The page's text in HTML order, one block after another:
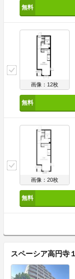
画像：12枚
画像：20枚
スペーシア高円寺１